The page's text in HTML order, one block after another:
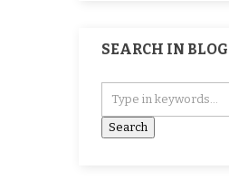
SEARCH IN BLOG